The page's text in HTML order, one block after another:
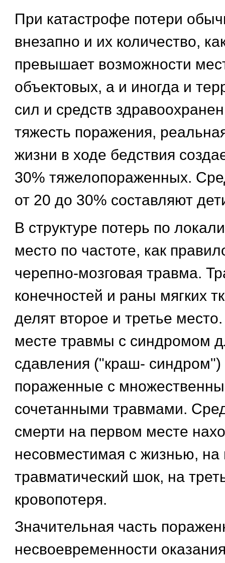
При катастрофе потери
внезапно и их количество,
превышает возможности
объектовых, а и иногда и
сил и средств
тяжесть поражения,
жизни в ходе бедствия
30% тяжелопораженных.
от 20 до 30% составляют
В структуре потерь по
место по частоте, как
черепно-мозговая травма.
конечностей и раны мягких
делят второе и третье
месте травмы с синдромом
сдавления ("краш- синдром")
пораженные с
сочетанными травмами.
смерти на первом месте
несовместимая с жизнью, на
травматический шок, на
кровопотеря.
Значительная часть
несвоевременности